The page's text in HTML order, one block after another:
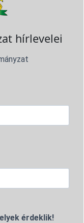
hírlevelei
érdeklik!